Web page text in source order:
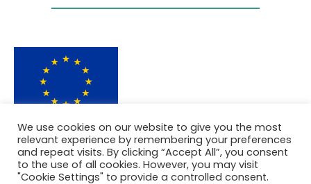
Este projecto é financiado pelo Programa de
Investigação e Inovação da União Europeia
Horizonte 2020 com o contrato Nº. 101036418.
We use cookies on our website to give you the most
relevant experience by remembering your preferences
and repeat visits. By clicking “Accept All”, you consent
to the use of all cookies. However, you may visit
"Cookie Settings" to provide a controlled consent.